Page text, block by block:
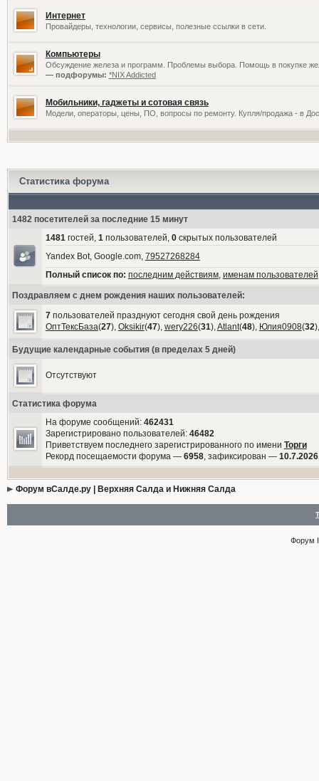
Интернет
Провайдеры, технологии, сервисы, полезные ссылки в сети.
Компьютеры
Обсуждение железа и программ. Проблемы выбора. Помощь в покупке
— подфорумы: *NIX Addicted
Мобильники, гаджеты и сотовая связь
Модели, операторы, цены, ПО, вопросы по ремонту. Купля/продажа - в
Статистика форума
1482 посетителей за последние 15 минут
1481гостей, 1пользователей, 0скрытых пользователей
Yandex Bot, Google.com, 79527268284
Полный список по: последним действиям, именам пользователей
Поздравляем с днем рождения наших пользователей:
7пользователей празднуют сегодня свой день рождения
ОптТексБаза(27), Oksikir(47), wery226(31),Atlant(48), Юлия0908(32
Будущие календарные события (в пределах 5 дней)
Отсутствуют
Статистика форума
На форуме сообщений: 462431
Зарегистрировано пользователей: 46482
Приветствуем последнего зарегистрированного по имени Торги
Рекорд посещаемости форума — 6958, зафиксирован —
Форум вСалде.ру | Верхняя Салда и Нижняя Салда
Форум